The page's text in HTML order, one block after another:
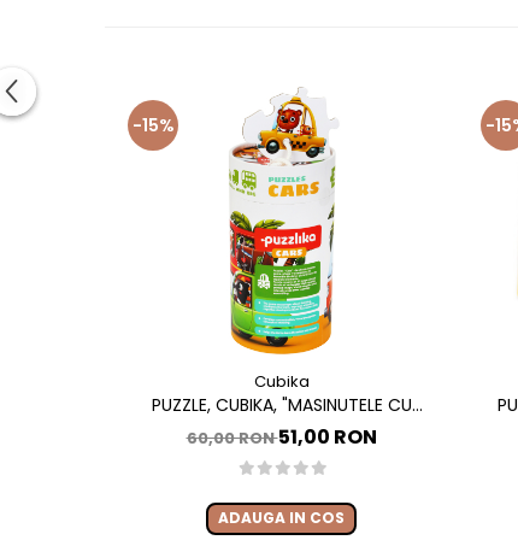
-15%
Cubika
PUZZLE, CUBIKA, "MASINUTELE CU
PRIETENI"
60,00 RON51,00 RON
ADAUGA IN COS
-